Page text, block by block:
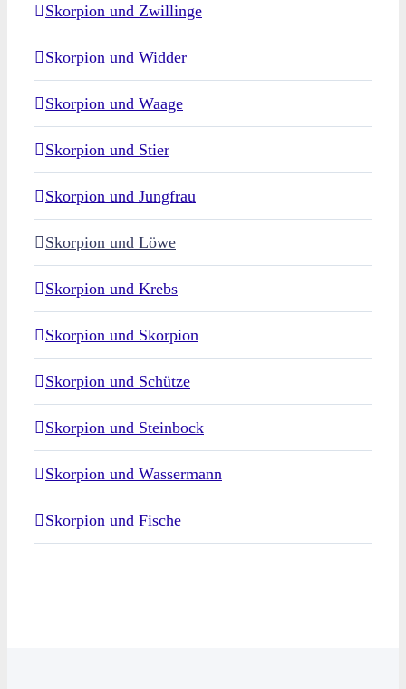
Skorpion und Zwillinge
Skorpion und Widder
Skorpion und Waage
Skorpion und Stier
Skorpion und Jungfrau
Skorpion und Löwe
Skorpion und Krebs
Skorpion und Skorpion
Skorpion und Schütze
Skorpion und Steinbock
Skorpion und Wassermann
Skorpion und Fische